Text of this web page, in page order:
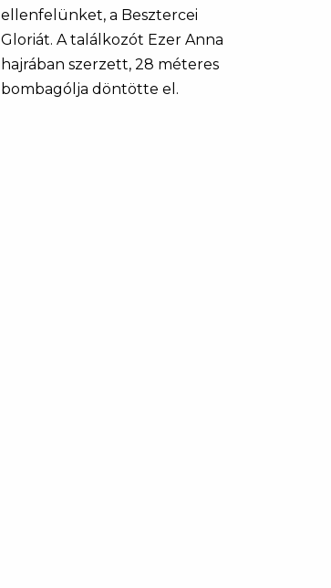
ellenfelünket, a Besztercei
Gloriát. A találkozót Ezer Anna
hajrában szerzett, 28 méteres
bombagólja döntötte el.